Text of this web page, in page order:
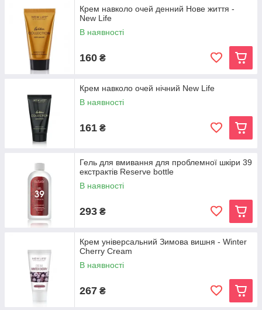
Крем навколо очей денний Нове життя -
New Life
В наявності
160 ₴
Крем навколо очей нічний New Life
В наявності
161 ₴
Гель для вмивання для проблемної шкіри 39
екстрактів Reserve bottle
В наявності
293 ₴
Крем універсальний Зимова вишня - Winter
Cherry Cream
В наявності
267 ₴